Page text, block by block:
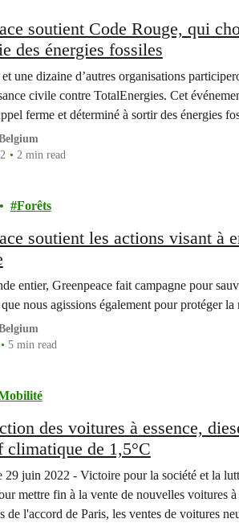
soutient Code Rouge, qui
des énergies fossiles
et une dizaine d’autres organisations
civile contre TotalEnergies. Cet
ferme et déterminé à sortir des énergies
2 min read
Forêts
soutient les actions visant à
entier, Greenpeace fait campagne pour
nous agissions également pour protéger la
5 min read
des voitures à essence,
climatique de 1,5°C
29 juin 2022 - Victoire pour la société et la
mettre fin à la vente de nouvelles voitures
de l'accord de Paris, les ventes de voitures